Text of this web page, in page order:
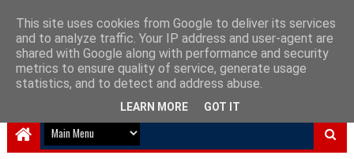
NewPlanet09
Ειδήσεις νέα από την Ελλάδα και τον κόσμο
This site uses cookies from Google to deliver its services
and to analyze traffic. Your IP address and user-agent are
shared with Google along with performance and security
metrics to ensure quality of service, generate usage
statistics, and to detect and address abuse.
LEARN MORE GOT IT